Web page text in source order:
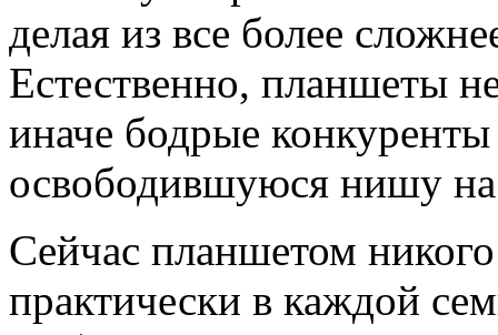
делая из все более
Естественно, планшеты
иначе бодрые
освободившуюся нишу
Сейчас планшетом
практически в каждой